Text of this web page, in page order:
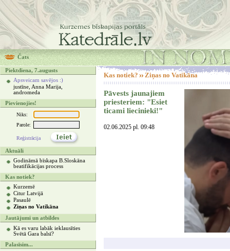
Čats
Piektdiena, 7.augusts
Apsveicam savējos :)
justīne, Anna Marija,
andromeda
Pievienojies!
Niks:
Parole:
Reģistrācija
Aktuāli
Godināmā bīskapa B.Sloskāna
beatifikācijas process
Kas notiek?
Kurzemē
Citur Latvijā
Pasaulē
Ziņas no Vatikāna
Jautājumi un atbildes
Kā es varu labāk ieklausīties
Svētā Gara balsī?
Palasīsim...
Kas notiek? Ziņas no Vatikāna
Pāvests jaunajiem
priesteriem: "Esiet
ticami liecinieki!"
02.06.2025 pl. 09:48